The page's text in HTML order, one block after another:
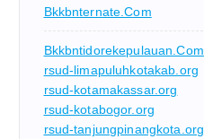
Bkkbnternate.com
Bkkbntidorekepulauan.com
rsud-limapuluhkotakab.org
rsud-kotamakassar.org
rsud-kotabogor.org
rsud-tanjungpinangkota.org